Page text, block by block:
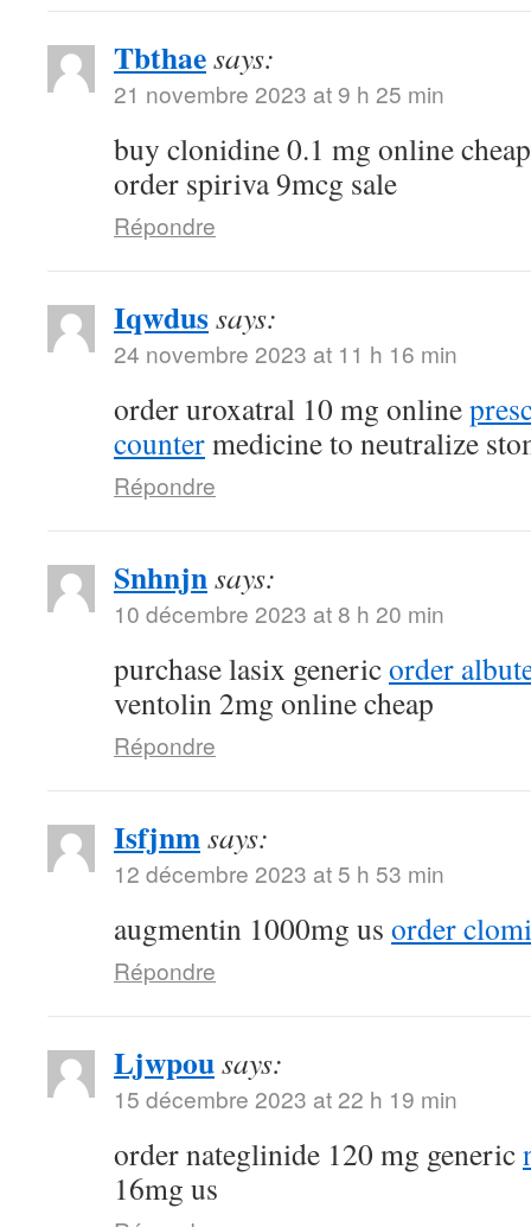
Tbthaesays:
21 novembre 2023 at 9 h 25 min
buy clonidine 0.1 mg online
order spiriva 9mcg sale
Répondre
Iqwdussays:
24 novembre 2023 at 11 h 16 min
order uroxatral 10 mg online
countermedicine to neutralize
Répondre
Snhnjnsays:
10 décembre 2023 at 8 h 20 min
purchase lasix genericorder
ventolin 2mg online cheap
Répondre
Isfjnmsays:
12 décembre 2023 at 5 h 53 min
augmentin 1000mg us order
Répondre
Ljwpousays:
15 décembre 2023 at 22 h 19 min
order nateglinide 120 mg generic
16mg us